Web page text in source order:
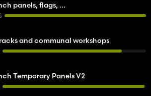
panels, flags, ...
and communal workshops
Temporary Panels V2